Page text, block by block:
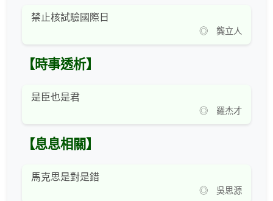
禁止核試驗國際日
◎ 龔立人
【時事透析】
是臣也是君
◎ 羅杰才
【息息相關】
馬克思是對是錯
◎ 吳思源